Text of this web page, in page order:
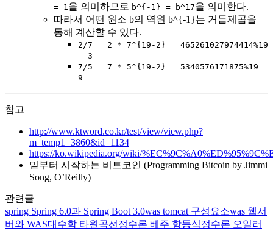
= 1 을 의미하므로 b^{-1} = b^17을 의미한다.
따라서 어떤 원소 b의 역원 b^{-1}는 거듭제곱을
통해 계산할 수 있다.
2/7 = 2 * 7^{19-2} = 465261027974414%19
= 3
7/5 = 7 * 5^{19-2} = 5340576171875%19 =
9
참고
http://www.ktword.co.kr/test/view/view.php?
m_temp1=3860&id=1134
https://ko.wikipedia.org/wiki/
밑부터 시작하는 비트코인 (Programming Bitcoin by Jimmi
Song, O’Reilly)
관련글
spring Spring 6.0과 Spring Boot 3.0was tomcat 구성요소was 웹서
버와 WAS대수학 타원곡선 정수론 베주 항등식정수론 오일러